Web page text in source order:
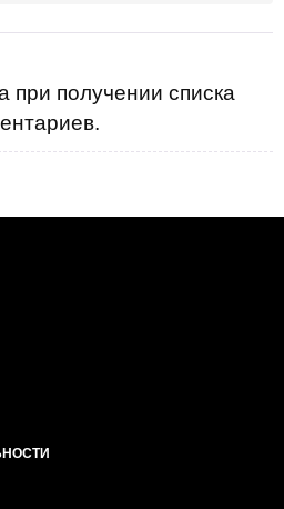
получении списка